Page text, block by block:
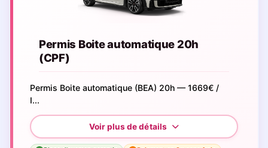
Permis Boite automatique 20h
(CPF)
Permis Boite automatique (BEA) 20h — 1669€ /
I...